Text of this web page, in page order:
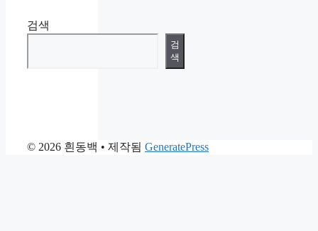
검색
검
색
© 2026 흰동백 • 제작됨 GeneratePress